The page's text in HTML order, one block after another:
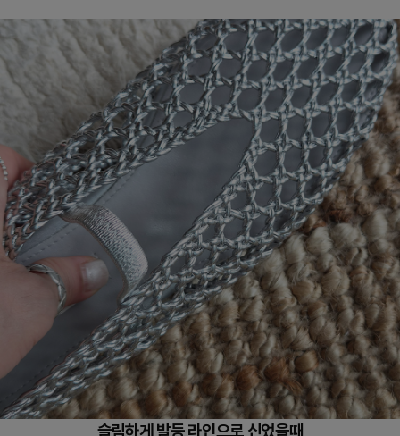
슬림하게 발등 라인으로 신었을때